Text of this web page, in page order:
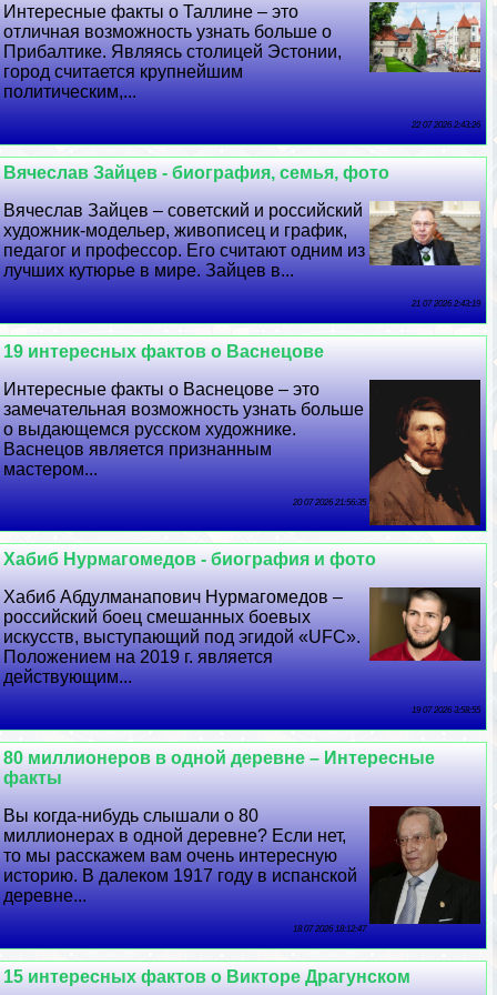
Интересные факты о Таллине – это
отличная возможность узнать больше о
Прибалтике. Являясь столицей Эстонии,
город считается крупнейшим
политическим,...
22 07 2026 2:43:26
Вячеслав Зайцев - биография, семья, фото
Вячеслав Зайцев – советский и российский
художник-модельер, живописец и график,
педагог и профессор. Его считают одним из
лучших кутюрье в мире. Зайцев в...
21 07 2026 2:43:19
19 интересных фактов о Васнецове
Интересные факты о Васнецове – это
замечательная возможность узнать больше
о выдающемся русском художнике.
Васнецов является признанным
мастером...
20 07 2026 21:56:35
Хабиб Нурмагомедов - биография и фото
Хабиб Абдулманапович Нурмагомедов –
российский боец смешанных боевых
искусств, выступающий под эгидой «UFC».
Положением на 2019 г. является
действующим...
19 07 2026 3:58:55
80 миллионеров в одной деревне – Интересные
факты
Вы когда-нибудь слышали о 80
миллионерах в одной деревне? Если нет,
то мы расскажем вам очень интересную
историю. В далеком 1917 году в испанской
деревне...
18 07 2026 18:12:47
15 интересных фактов о Викторе Драгунском